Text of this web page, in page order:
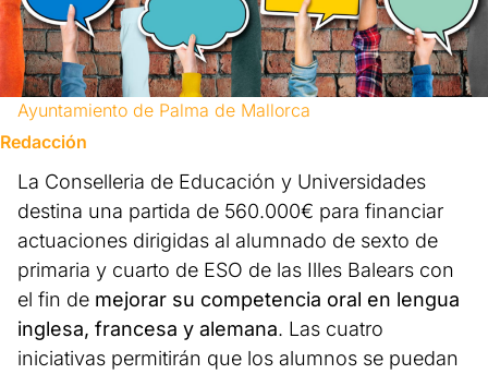
Ayuntamiento de Palma de Mallorca
Redacción
La Conselleria de Educación y Universidades
destina una partida de 560.000€ para financiar
actuaciones dirigidas al alumnado de sexto de
primaria y cuarto de ESO de las Illes Balears con
el fin de mejorar su competencia oral en lengua
inglesa, francesa y alemana. Las cuatro
iniciativas permitirán que los alumnos se puedan